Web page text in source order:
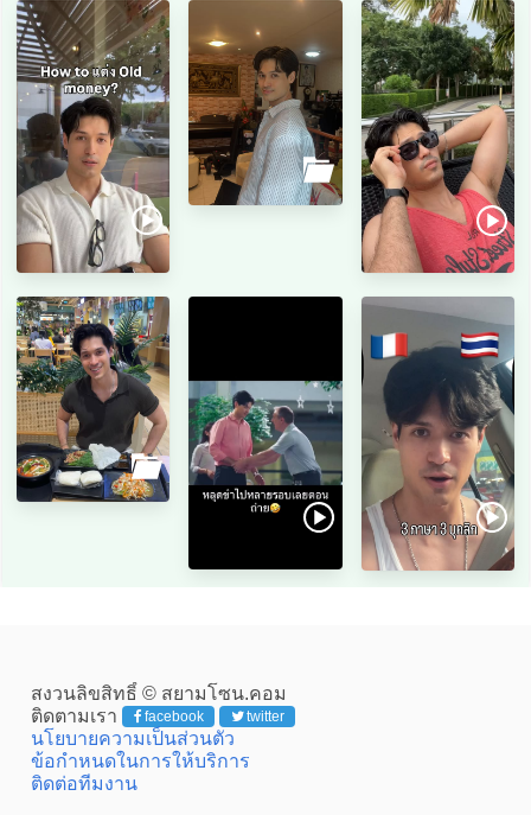
สงวนลิขสิทธิ์ © สยามโซน.คอม
ติดตามเรา
facebook twitter
นโยบายความเป็นส่วนตัว
ข้อกำหนดในการให้บริการ
ติดต่อทีมงาน